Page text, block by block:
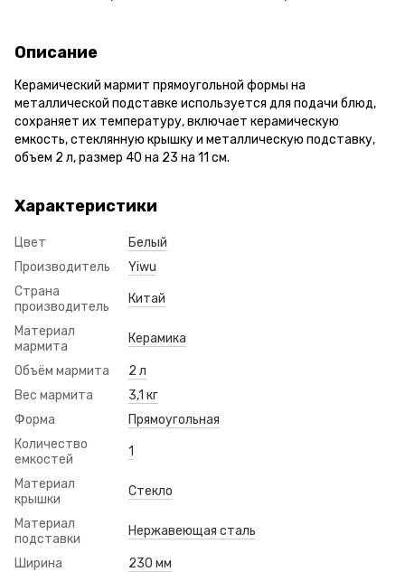
Описание
Керамический мармит прямоугольной формы на
металлической подставке используется для подачи блюд,
сохраняет их температуру, включает керамическую
емкость, стеклянную крышку и металлическую подставку,
объем 2 л, размер 40 на 23 на 11 см.
Характеристики
Цвет
Белый
Производитель
Yiwu
Страна
производитель
Китай
Материал
мармита
Керамика
Объём мармита
2 л
Вес мармита
3,1 кг
Форма
Прямоугольная
Количество
емкостей
1
Материал
крышки
Стекло
Материал
подставки
Нержавеющая сталь
Ширина
230 мм